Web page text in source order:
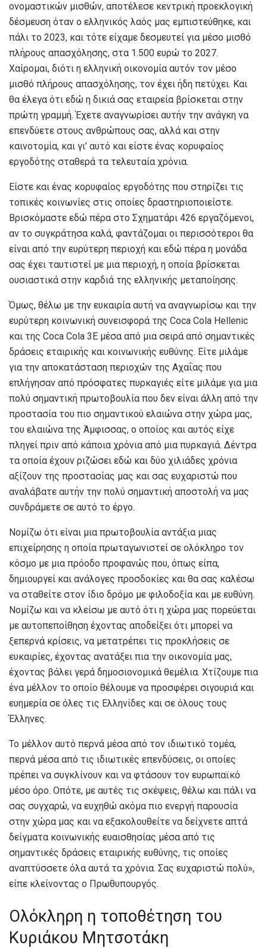
ονομαστικών μισθών, αποτέλεσε κεντρική προεκλογική
δέσμευση όταν ο ελληνικός λαός μας εμπιστεύθηκε, και
πάλι το 2023, και τότε είχαμε δεσμευτεί για μέσο μισθό
πλήρους απασχόλησης, στα 1.500 ευρώ το 2027.
Χαίρομαι, διότι η ελληνική οικονομία αυτόν τον μέσο
μισθό πλήρους απασχόλησης, τον έχει ήδη πετύχει. Και
θα έλεγα ότι εδώ η δικιά σας εταιρεία βρίσκεται στην
πρώτη γραμμή. Έχετε αναγνωρίσει αυτήν την ανάγκη να
επενδύετε στους ανθρώπους σας, αλλά και στην
καινοτομία, και γι’ αυτό και είστε ένας κορυφαίος
εργοδότης σταθερά τα τελευταία χρόνια.
Είστε και ένας κορυφαίος εργοδότης που στηρίζει τις
τοπικές κοινωνίες στις οποίες δραστηριοποιείστε.
Βρισκόμαστε εδώ πέρα στο Σχηματάρι 426 εργαζόμενοι,
αν το συγκράτησα καλά, φαντάζομαι οι περισσότεροι θα
είναι από την ευρύτερη περιοχή και εδώ πέρα η μονάδα
σας έχει ταυτιστεί με μια περιοχή, η οποία βρίσκεται
ουσιαστικά στην καρδιά της ελληνικής μεταποίησης.
Όμως, θέλω με την ευκαιρία αυτή να αναγνωρίσω και την
ευρύτερη κοινωνική συνεισφορά της Coca Cola Hellenic
και της Coca Cola 3Ε μέσα από μια σειρά από σημαντικές
δράσεις εταιρικής και κοινωνικής ευθύνης. Είτε μιλάμε
για την αποκατάσταση περιοχών της Αχαΐας που
επλήγησαν από πρόσφατες πυρκαγιές είτε μιλάμε για μια
πολύ σημαντική πρωτοβουλία που δεν είναι άλλη από την
προστασία του πιο σημαντικού ελαιώνα στην χώρα μας,
του ελαιώνα της Άμφισσας, ο οποίος και αυτός είχε
πληγεί πριν από κάποια χρόνια από μια πυρκαγιά. Δέντρα
τα οποία έχουν ριζώσει εδώ και δύο χιλιάδες χρόνια
αξίζουν της προστασίας μας και σας ευχαριστώ που
αναλάβατε αυτήν την πολύ σημαντική αποστολή να μας
συνδράμετε σε αυτό το έργο.
Νομίζω ότι είναι μια πρωτοβουλία αντάξια μιας
επιχείρησης η οποία πρωταγωνιστεί σε ολόκληρο τον
κόσμο με μια πρόοδο προφανώς που, όπως είπα,
δημιουργεί και ανάλογες προσδοκίες και θα σας καλέσω
να σταθείτε στον ίδιο δρόμο με φιλοδοξία και με ευθύνη.
Νομίζω και να κλείσω με αυτό ότι η χώρα μας πορεύεται
με αυτοπεποίθηση έχοντας αποδείξει ότι μπορεί να
ξεπερνά κρίσεις, να μετατρέπει τις προκλήσεις σε
ευκαιρίες, έχοντας ανατάξει πια την οικονομία μας,
έχοντας βάλει γερά δημοσιονομικά θεμέλια. Χτίζουμε πια
ένα μέλλον το οποίο θέλουμε να προσφέρει σιγουριά και
ευημερία σε όλες τις Ελληνίδες και σε όλους τους
Έλληνες.
Το μέλλον αυτό περνά μέσα από τον ιδιωτικό τομέα,
περνά μέσα από τις ιδιωτικές επενδύσεις, οι οποίες
πρέπει να συγκλίνουν και να φτάσουν τον ευρωπαϊκό
μέσο όρο. Οπότε, με αυτές τις σκέψεις, θέλω και πάλι να
σας συγχαρώ, να ευχηθώ ακόμα πιο ενεργή παρουσία
στην χώρα μας και να εξακολουθείτε να δείχνετε απτά
δείγματα κοινωνικής ευαισθησίας μέσα από τις
σημαντικές δράσεις εταιρικής ευθύνης, τις οποίες
αναπτύσσετε όλα αυτά τα χρόνια. Σας ευχαριστώ πολύ»,
είπε κλείνοντας ο Πρωθυπουργός.
Ολόκληρη η τοποθέτηση του
Κυριάκου Μητσοτάκη